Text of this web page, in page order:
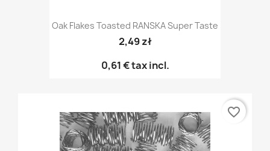
Oak Flakes Toasted RANSKA Super Taste
2,49 zł
0,61 €tax incl.
favorite_border